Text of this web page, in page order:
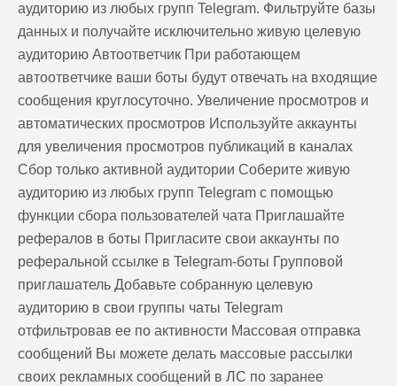
аудиторию из любых групп Telegram. Фильтруйте базы
данных и получайте исключительно живую целевую
аудиторию Автоответчик При работающем
автоответчике ваши боты будут отвечать на входящие
сообщения круглосуточно. Увеличение просмотров и
автоматических просмотров Используйте аккаунты
для увеличения просмотров публикаций в каналах
Сбор только активной аудитории Соберите живую
аудиторию из любых групп Telegram с помощью
функции сбора пользователей чата Приглашайте
рефералов в боты Пригласите свои аккаунты по
реферальной ссылке в Telegram-боты Групповой
приглашатель Добавьте собранную целевую
аудиторию в свои группы чаты Telegram
отфильтровав ее по активности Массовая отправка
сообщений Вы можете делать массовые рассылки
своих рекламных сообщений в ЛС по заранее